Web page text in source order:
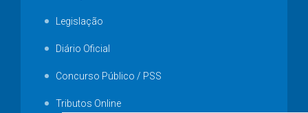
Legislação
Diário Oficial
Concurso Público / PSS
Tributos Online